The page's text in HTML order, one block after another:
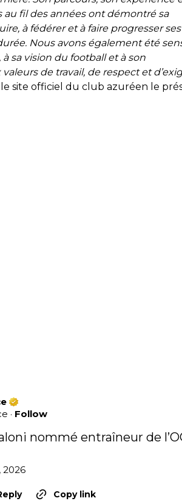
au fil des années ont démontré sa
à fédérer et à faire progresser ses
Nous avons également été
à sa vision du football et à son
de travail, de respect et
le site officiel du club azuréen le
· Follow
nommé entraîneur de
2026
Copy link